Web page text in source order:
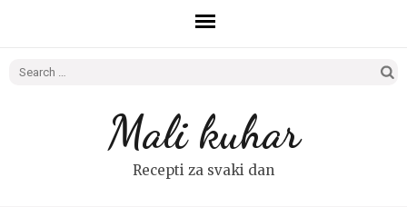
Search
Mali kuhar
Recepti za svaki dan